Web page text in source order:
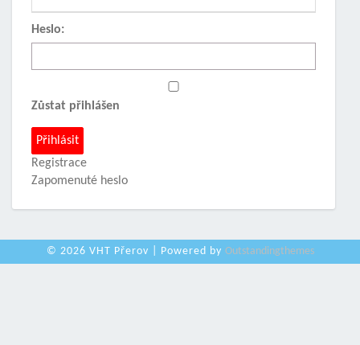
Heslo:
Zůstat přihlášen
Přihlásit
Registrace
Zapomenuté heslo
© 2026 VHT Přerov | Powered by Outstandingthemes